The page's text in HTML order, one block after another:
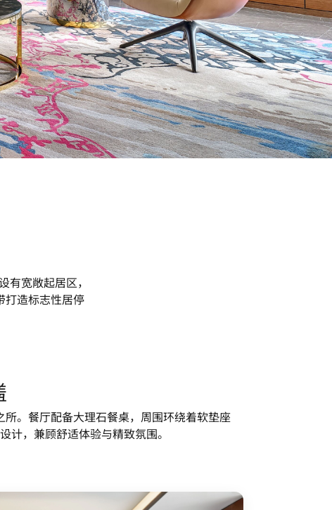
宽敞起居区，
打造标志性居停
。餐厅配备大理石餐桌，周围环绕着软垫座
，兼顾舒适体验与精致氛围。